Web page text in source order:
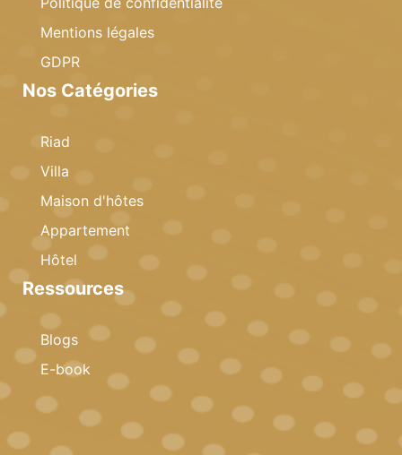
Mentions légales
GDPR
Nos Catégories
Riad
Villa
Maison d'hôtes
Appartement
Hôtel
Ressources
Blogs
E-book